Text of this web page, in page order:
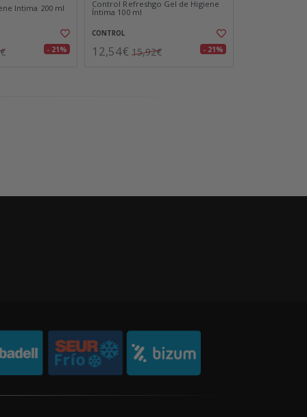
Intima 200 ml
- 21%
Control Refreshgo Gel de Higiene
Íntima 100 ml
CONTROL
12,54€ 15,92€ - 21%